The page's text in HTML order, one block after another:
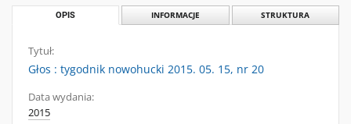
OPIS INFORMACJE STRUKTURA
Tytuł:
Głos : tygodnik nowohucki 2015. 05. 15, nr 20
Data wydania:
2015